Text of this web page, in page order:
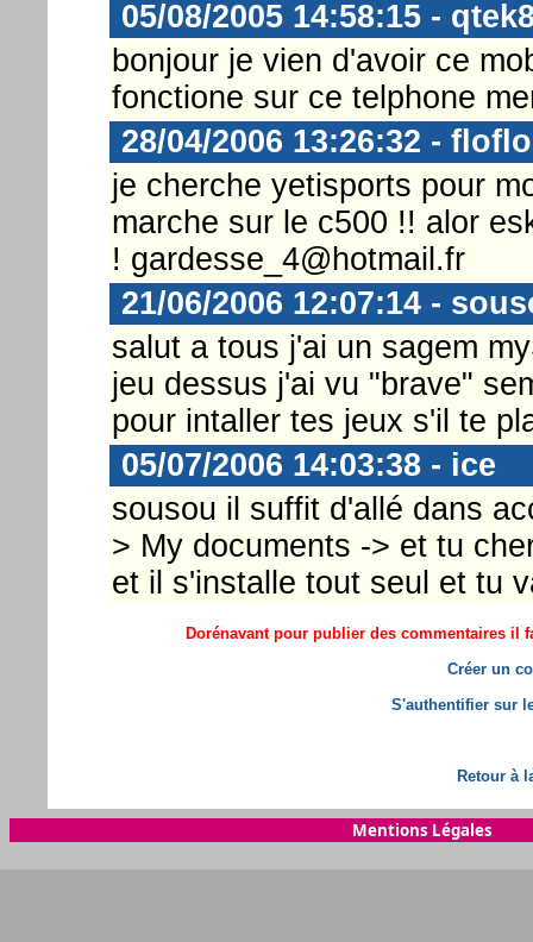
05/08/2005 14:58:15 -
bonjour je vien d'avoir ce
fonctione sur ce telphone
28/04/2006 13:26:32 - floflo
je cherche yetisports pour
marche sur le c500 !! alor
! gardesse_4@hotmail.fr
21/06/2006 12:07:14 -
salut a tous j'ai un sagem
jeu dessus j'ai vu "brave"
pour intaller tes jeux s'il te
05/07/2006 14:03:38 - ice
sousou il suffit d'allé dans
> My documents -> et tu
et il s'installe tout seul et tu
Dorénavant pour publier des commentaires il
Créer un
S'authentifier sur
Retour à
Mentions Légales